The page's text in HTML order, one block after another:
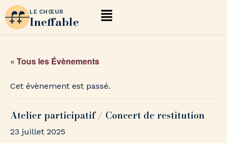
LE CHŒUR
Ineffable
« Tous les Évènements
Cet évènement est passé.
Atelier participatif / Concert de restitution
23 juillet 2025